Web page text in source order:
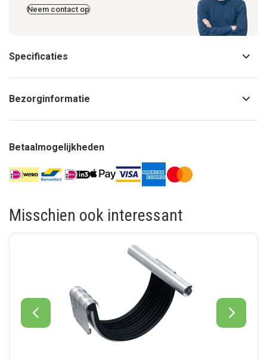
Neem contact op
Specificaties
Bezorginformatie
Betaalmogelijkheden
Misschien ook interessant